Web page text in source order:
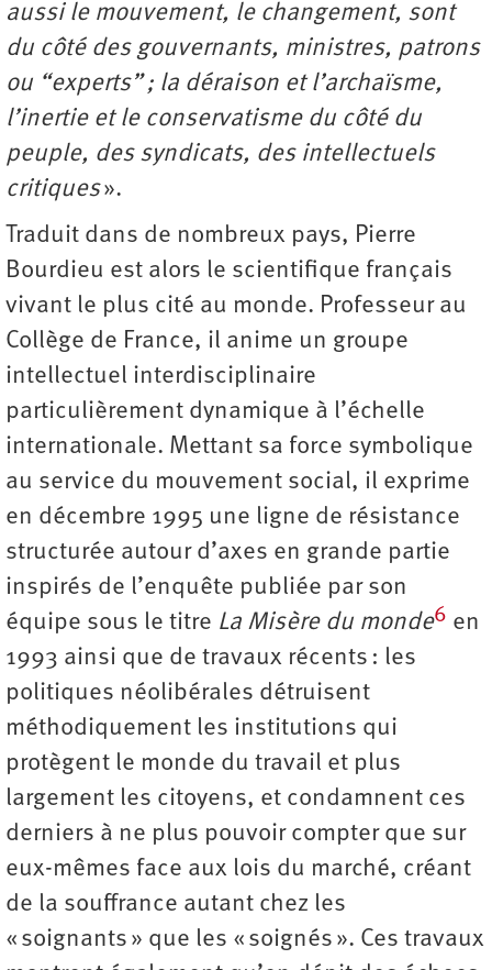
aussi le mouvement, le changement, sont
du côté des gouvernants, ministres, patrons
ou “experts” ; la déraison et l’archaïsme,
l’inertie et le conservatisme du côté du
peuple, des syndicats, des intellectuels
critiques».
Traduit dans de nombreux pays, Pierre
Bourdieu est alors le scientifique français
vivant le plus cité au monde. Professeur au
Collège de France, il anime un groupe
intellectuel interdisciplinaire
particulièrement dynamique à l’échelle
internationale. Mettant sa force symbolique
au service du mouvement social, il exprime
en décembre 1995 une ligne de résistance
structurée autour d’axes en grande partie
inspirés de l’enquête publiée par son
équipe sous le titre La Misère du monde6 en
1993 ainsi que de travaux récents : les
politiques néolibérales détruisent
méthodiquement les institutions qui
protègent le monde du travail et plus
largement les citoyens, et condamnent ces
derniers à ne plus pouvoir compter que sur
eux-mêmes face aux lois du marché, créant
de la souffrance autant chez les
« soignants » que les « soignés ». Ces travaux